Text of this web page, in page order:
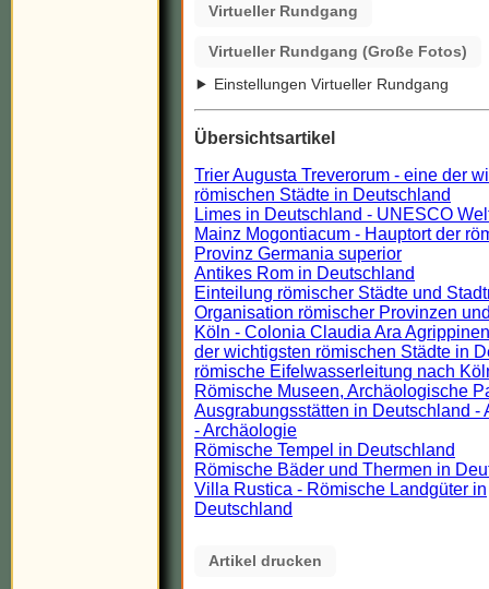
Virtueller Rundgang
Virtueller Rundgang (Große Fotos)
Einstellungen Virtueller Rundgang
Übersichtsartikel
Trier Augusta Treverorum - eine der
römischen Städte in Deutschland
Limes in Deutschland - UNESCO
Mainz Mogontiacum - Hauptort der
Provinz Germania superior
Antikes Rom in Deutschland
Einteilung römischer Städte und
Organisation römischer Provinzen
Köln - Colonia Claudia Ara
der wichtigsten römischen Städte in
römische Eifelwasserleitung nach
Römische Museen, Archäologische
Ausgrabungsstätten in Deutschland -
- Archäologie
Römische Tempel in Deutschland
Römische Bäder und Thermen in
Villa Rustica - Römische Landgüter in
Deutschland
Artikel drucken